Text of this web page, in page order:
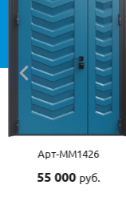
Арт-ММ1426
55 000руб.